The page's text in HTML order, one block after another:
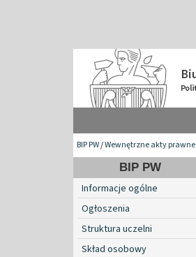
BIP PW/Wewnętrzne akty prawne
BIP PW
Informacje ogólne
Ogłoszenia
Struktura uczelni
Skład osobowy